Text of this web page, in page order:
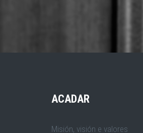
ACADAR
Misión, visión e valores